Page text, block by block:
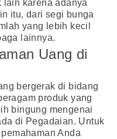
lain karena adanya
itu, dari segi bunga
yang lebih kecil
lainnya.
Uang di
bergerak di bidang
produk yang
bingung mengenai
di Pegadaian. Untuk
Anda